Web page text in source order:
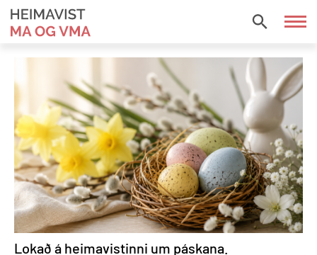
Fara
í
efni
MA
VMA
Lokað á heimavistinni um páskana.